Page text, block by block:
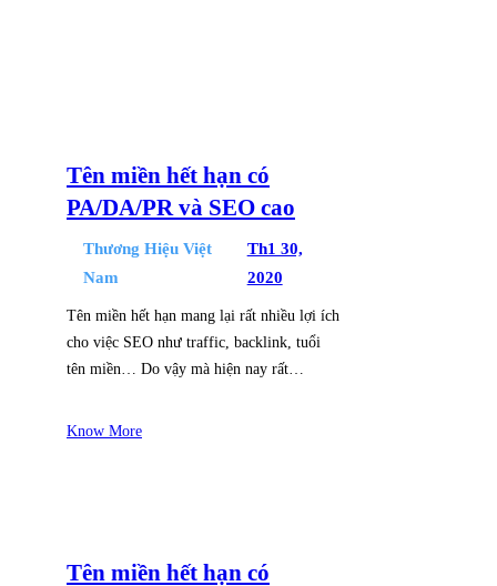
Tên miền hết hạn có
PA/DA/PR và SEO cao
Thương Hiệu Việt
Nam
Th1 30,
2020
Tên miền hết hạn mang lại rất nhiều lợi ích
cho việc SEO như traffic, backlink, tuổi
tên miền… Do vậy mà hiện nay rất…
Know More
Tên miền hết hạn có